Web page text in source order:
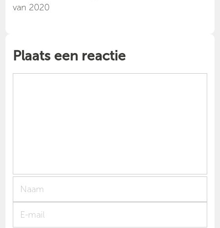
van 2020
Plaats een reactie